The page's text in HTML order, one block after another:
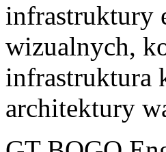
infrastruktury
wizualnych,
infrastruktura
architektury